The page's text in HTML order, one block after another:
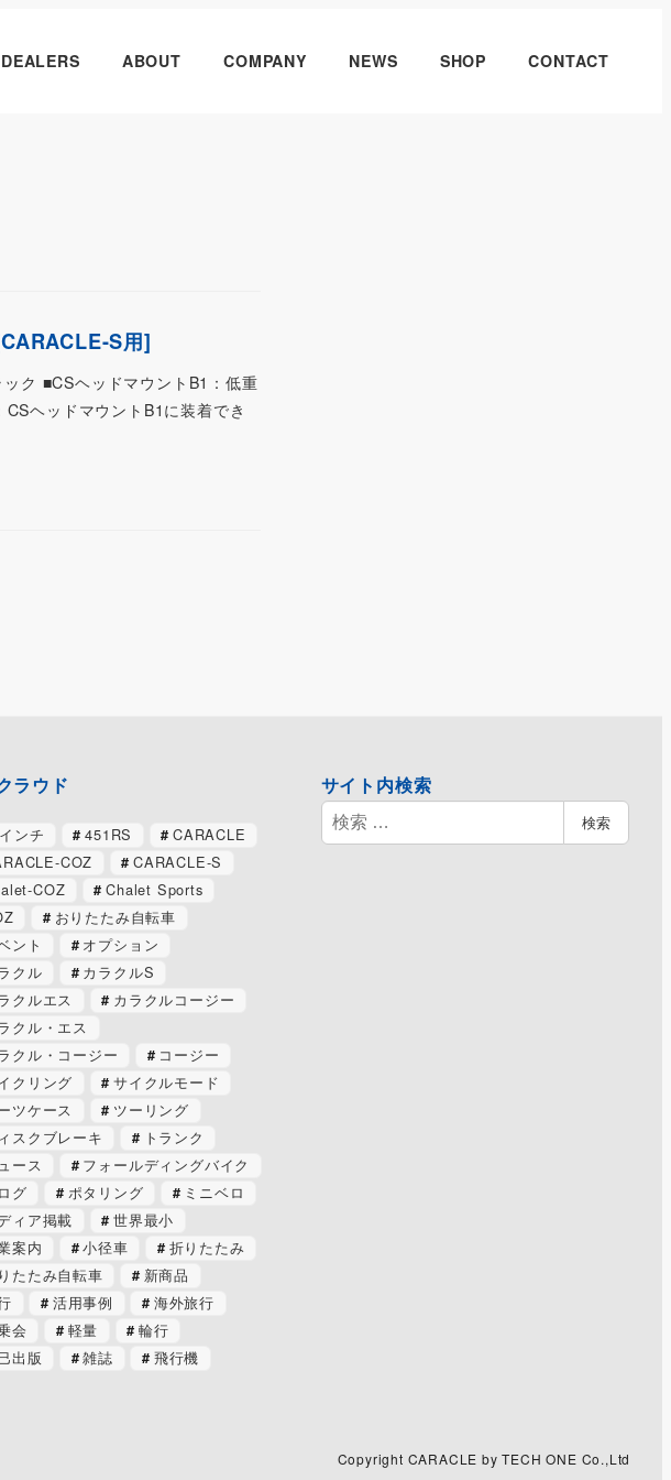
DEALERS ABOUT COMPANY NEWS SHOP CONTACT
S用]
ク ■CSヘッドマウントB1：低重
ヘッドマウントB1に装着でき
ラウド
ンチ 451RS
CARACLE
COZ
CARACLE-S
COZ
Chalet Sports
おりたたみ自転車
ント
オプション
クル
カラクルS
クルエス
カラクルコージー
クル・エス
クル・コージー
コージー
クリング
サイクルモード
ツケース
ツーリング
スクブレーキ
トランク
ース
フォールディングバイク
グ
ポタリング
ミニベロ
ィア掲載
世界最小
案内
小径車
折りたたみ
たたみ自転車
新商品
活用事例
海外旅行
会
軽量
輪行
出版
雑誌 飛行機
サイト内検索
検
索
検索
Copyright CARACLE by TECH ONE Co.,Ltd